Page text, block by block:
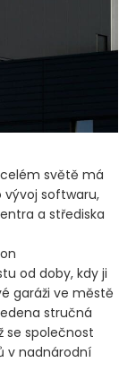
světě má
vývoj softwaru,
a střediska
od doby, kdy ji
garáži ve městě
stručná
se společnost
v nadnárodní